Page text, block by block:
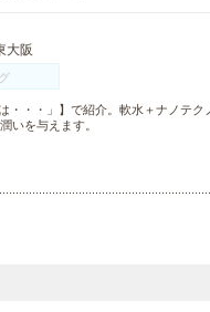
大阪
・・・」】で紹介。軟水＋ナノテ
いを与えます。